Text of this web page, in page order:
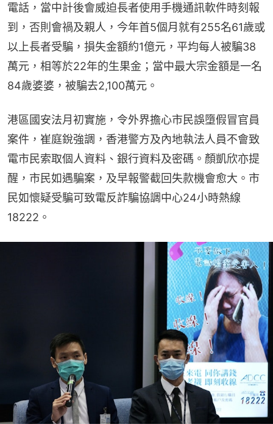
電話，當中計後會威迫長者使用手機通訊軟件時刻報
到，否則會禍及親人，今年首5個月就有255名61歲或
以上長者受騙，損失金額約1億元，平均每人被騙38
萬元，相等於22年的生果金；當中最大宗金額是一名
84歲婆婆，被騙去2,100萬元。
港區國安法月初實施，令外界擔心市民誤墮假冒官員
案件，崔庭銳強調，香港警方及內地執法人員不會致
電市民索取個人資料、銀行資料及密碼。顏凱欣亦提
醒，市民如遇騙案，及早報警截回失款機會愈大。市
民如懷疑受騙可致電反詐騙協調中心24小時熱線
18222。